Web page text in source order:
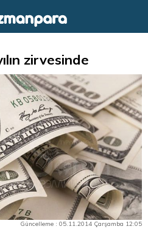
zirvesinde
Güncelleme : 05.11.2014 Çarşamba 12:05